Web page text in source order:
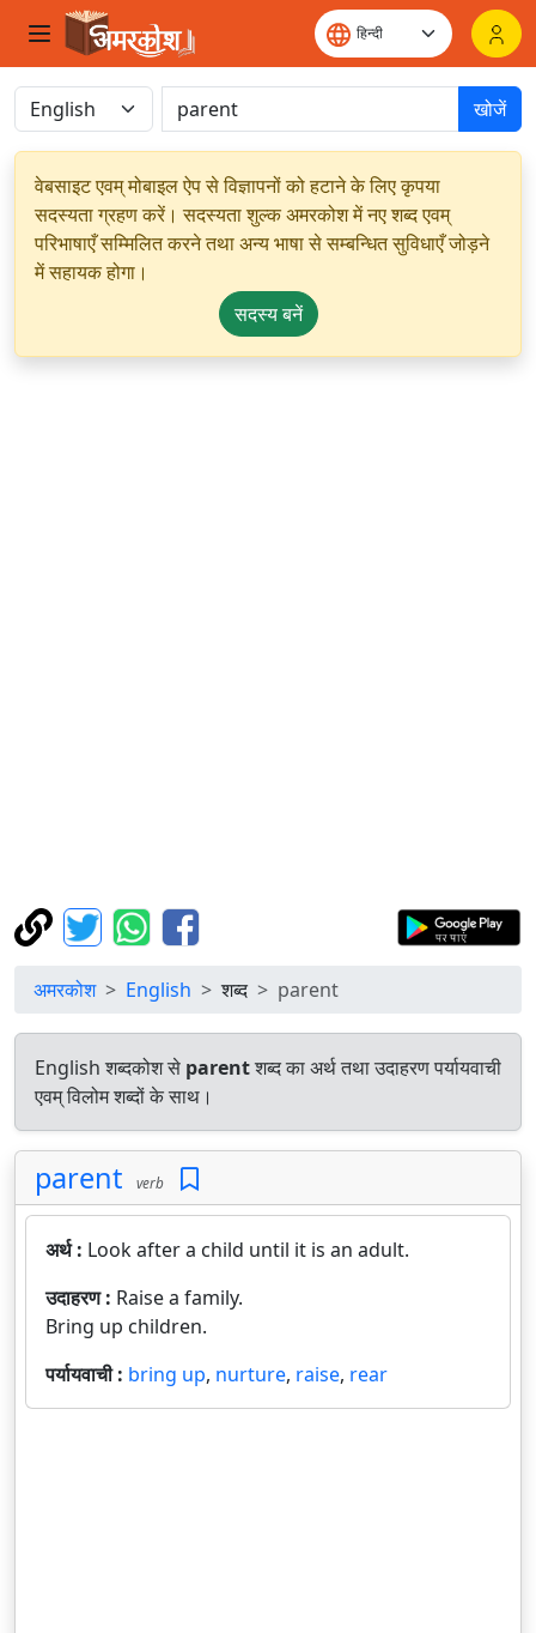
खोजें
वेबसाइट एवम् मोबाइल ऐप से विज्ञापनों को हटाने के लिए कृपया
सदस्यता ग्रहण करें। सदस्यता शुल्क अमरकोश में नए शब्द एवम्
परिभाषाएँ सम्मिलित करने तथा अन्य भाषा से सम्बन्धित सुविधाएँ जोड़ने
में सहायक होगा।
सदस्य बनें
अमरकोश English शब्द parent
English शब्दकोश से parentशब्द का अर्थ तथा उदाहरण पर्यायवाची
एवम् विलोम शब्दों के साथ।
parent verb
अर्थ : Look after a child until it is an adult.
उदाहरण : Raise a family.
Bring up children.
पर्यायवाची : bring up, nurture, raise, rear